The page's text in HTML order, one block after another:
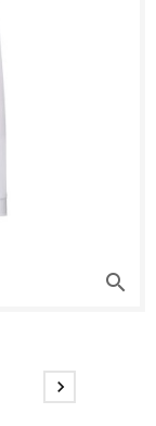
search
